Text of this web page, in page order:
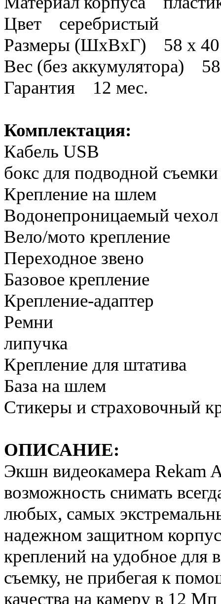
Цвет серебристый
Размеры (ШхВхГ) 58 х 40
Вес (без аккумулятора)
Гарантия 12 мес.
Комплектация:
Кабель USB
бокс для подводной съемки
Крепление на шлем
Водонепроницаемый чехол
Вело/мото крепление
Переходное звено
Базовое крепление
Крепление-адаптер
Ремни
липучка
Крепление для штатива
База на шлем
Стикеры и страховочный
ОПИСАНИЕ:
Экшн видеокамера Rekam
возможность снимать
любых, самых
надежном защитном
креплений на удобное для
съемку, не прибегая к
качества на камеру в 12